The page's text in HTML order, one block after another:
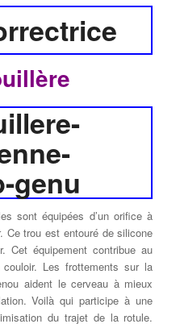
sont équipées d’un orifice à
Ce trou est entouré de silicone
Cet équipement contribue au
Les frottements sur la
aident le cerveau à mieux
Voilà qui participe à une
du trajet de la rotule.